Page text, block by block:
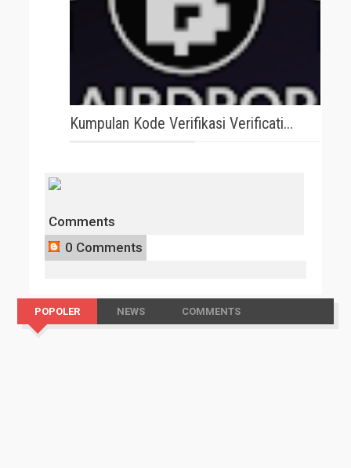
Kumpulan Kode Verifikasi Verificati...
Comments
0 Comments
POPOLER NEWS COMMENTS